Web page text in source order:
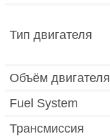
Тип двигателя
Объём двигателя
Fuel System
Трансмиссия